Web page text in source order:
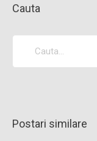
Cauta
Postari similare